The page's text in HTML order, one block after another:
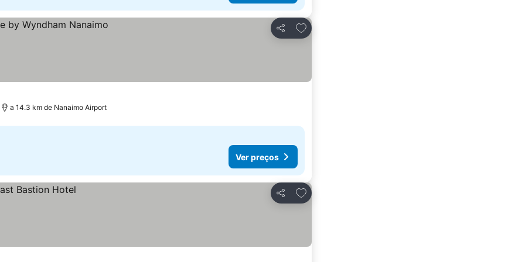
Partilhar
Adicionar aos favoritos
a 14.3 km de Nanaimo Airport
Ver preços
Partilhar
Adicionar aos favoritos